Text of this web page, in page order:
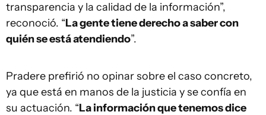
transparencia y la calidad de la información”,
reconoció. “La gente tiene derecho a saber con
quién se está atendiendo”.
Pradere prefirió no opinar sobre el caso concreto,
ya que está en manos de la justicia y se confía en
su actuación. “La información que tenemos dice